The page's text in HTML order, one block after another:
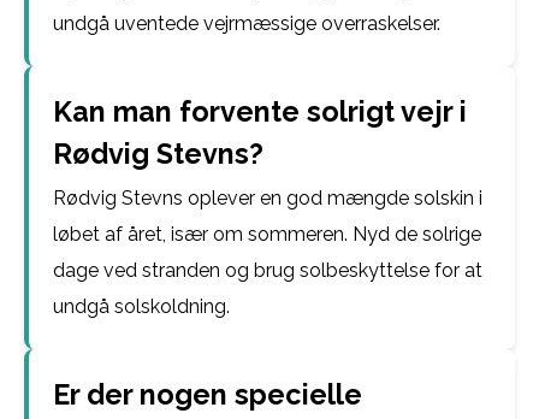
undgå uventede vejrmæssige overraskelser.
Kan man forvente solrigt vejr i
Rødvig Stevns?
Rødvig Stevns oplever en god mængde solskin i
løbet af året, især om sommeren. Nyd de solrige
dage ved stranden og brug solbeskyttelse for at
undgå solskoldning.
Er der nogen specielle